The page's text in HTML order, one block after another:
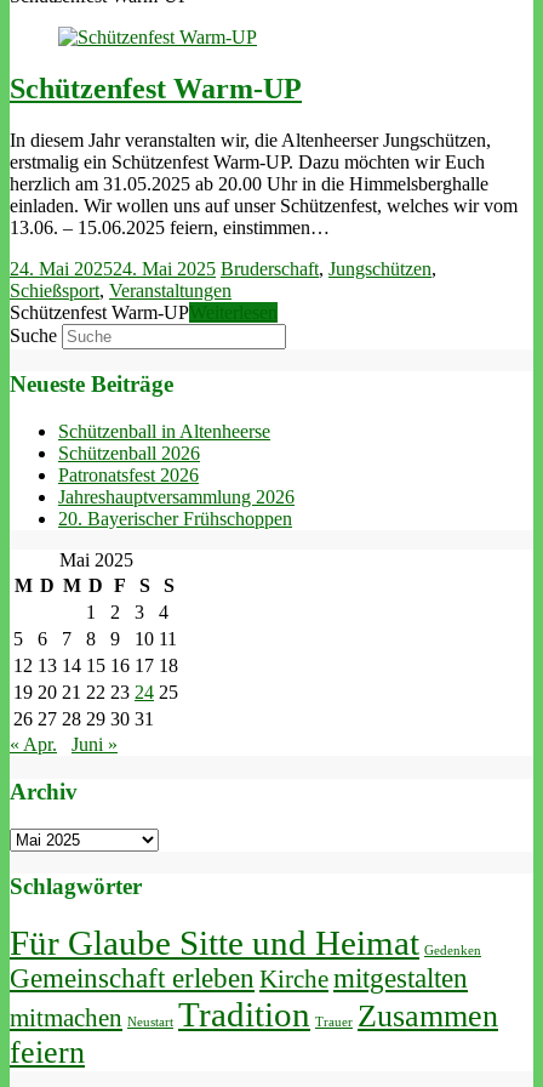
Schützenfest Warm-UP
In diesem Jahr veranstalten wir, die Altenheerser Jungschützen,
erstmalig ein Schützenfest Warm-UP. Dazu möchten wir Euch
herzlich am 31.05.2025 ab 20.00 Uhr in die Himmelsberghalle
einladen. Wir wollen uns auf unser Schützenfest, welches wir vom
13.06. – 15.06.2025 feiern, einstimmen…
24. Mai 202524. Mai 2025 Bruderschaft, Jungschützen,
Schießsport, Veranstaltungen
Schützenfest Warm-UP
Suche
Neueste Beiträge
Schützenball in Altenheerse
Schützenball 2026
Patronatsfest 2026
Jahreshauptversammlung 2026
20. Bayerischer Frühschoppen
Mai 2025
M D M D F S
S
1
2 3
4
5
6 7 8 9 10 11
12 13 14 15 16 17 18
19 20 21 22 23 24 25
26 27 28 29 30 31
« Apr.
Juni »
Archiv
Archiv
Schlagwörter
Für Glaube Sitte und Heimat Gedenken
Gemeinschaft erleben Kirchemitgestalten
mitmachen Neustart Tradition Trauer Zusammen
feiern